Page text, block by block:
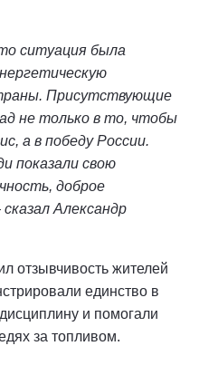
ситуация была
Присутствующие
не только в то, чтобы
а в победу России.
показали свою
доброе
Александр
отзывчивость жителей
единство в
и помогали
за топливом.